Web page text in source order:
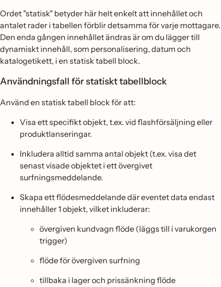
Ordet "statisk" betyder här helt enkelt att innehållet och
antalet rader i tabellen förblir detsamma för varje mottagare.
Den enda gången innehållet ändras är om du lägger till
dynamiskt innehåll, som personalisering, datum och
katalogetikett, i en statisk tabell block.
Användningsfall för statiskt tabellblock
Använd en statisk tabell block för att:
Visa ett specifikt objekt, t.ex. vid flashförsäljning eller
produktlanseringar.
Inkludera alltid samma antal objekt (t.ex. visa det
senast visade objektet i ett övergivet
surfningsmeddelande.
Skapa ett flödesmeddelande där eventet data endast
innehåller 1 objekt, vilket inkluderar:
övergiven kundvagn flöde (läggs till i varukorgen
trigger)
flöde för övergiven surfning
tillbaka i lager och prissänkning flöde